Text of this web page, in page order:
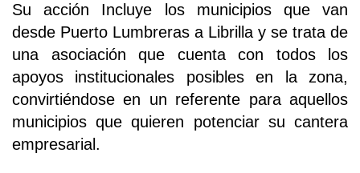
Su acción Incluye los municipios que van
desde Puerto Lumbreras a Librilla y se trata de
una asociación que cuenta con todos los
apoyos institucionales posibles en la zona,
convirtiéndose en un referente para aquellos
municipios que quieren potenciar su cantera
empresarial.